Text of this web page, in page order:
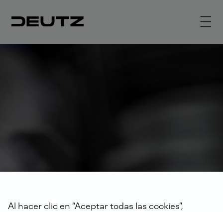
Al hacer clic en “Aceptar todas las cookies”,